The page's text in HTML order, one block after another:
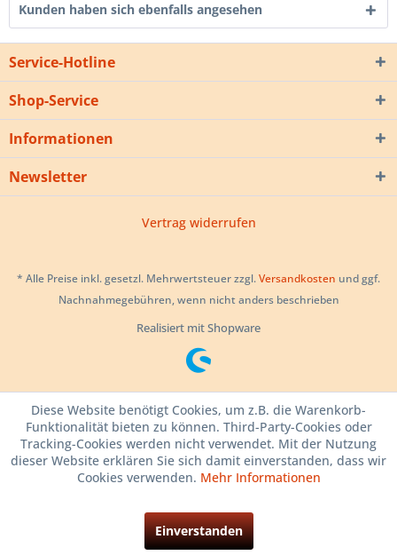
Kunden haben sich ebenfalls angesehen
Service-Hotline
Shop-Service
Informationen
Newsletter
Vertrag widerrufen
* Alle Preise inkl. gesetzl. Mehrwertsteuer zzgl.Versandkosten und ggf.
Nachnahmegebühren, wenn nicht anders beschrieben
Realisiert mit Shopware
Diese Website benötigt Cookies, um z.B. die Warenkorb-
Funktionalität bieten zu können. Third-Party-Cookies oder
Tracking-Cookies werden nicht verwendet. Mit der Nutzung
dieser Website erklären Sie sich damit einverstanden, dass wir
Cookies verwenden. Mehr Informationen
Einverstanden